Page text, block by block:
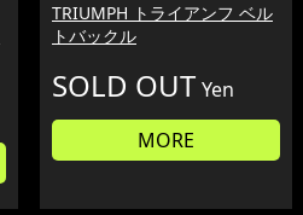
TRIUMPH トライアンフ ベル
トバックル
SOLD OUT Yen
MORE